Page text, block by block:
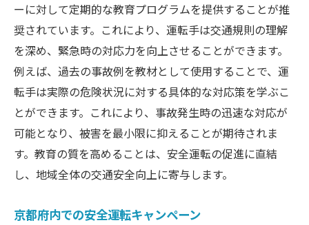
事故減少を目指す教育プログラム
トラック運転手への支援策を紹介
京都府での事故防止イベントの開催
効果的な事故報告システムの構築
持続可能な交通環境整備の推進
地域社会との協力で事故を防ぐ
トラック事故に対する京都府の最新対策
事故予防に有効な技術革新の現状
ーに対して定期的な教育プログラムを提供することが推
奨されています。これにより、運転手は交通規則の理解
を深め、緊急時の対応力を向上させることができます。
例えば、過去の事故例を教材として使用することで、運
転手は実際の危険状況に対する具体的な対応策を学ぶこ
とができます。これにより、事故発生時の迅速な対応が
可能となり、被害を最小限に抑えることが期待されま
す。教育の質を高めることは、安全運転の促進に直結
し、地域全体の交通安全向上に寄与します。
京都府内での安全運転キャンペーン